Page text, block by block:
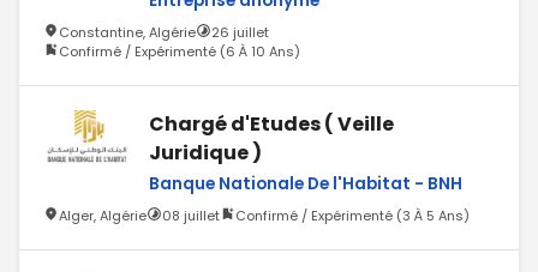
Constantine, Algérie
26 juillet
Confirmé / Expérimenté (6 À 10 Ans)
Chargé d'Etudes ( Veille
Juridique )
Banque Nationale De l'Habitat - BNH
Alger, Algérie 08 juillet Confirmé / Expérimenté (3 À 5 Ans)